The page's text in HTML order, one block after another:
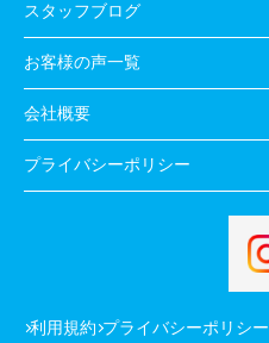
スタッフブログ
お客様の声一覧
会社概要
プライバシーポリシー
利用規約 プライバシーポリシー